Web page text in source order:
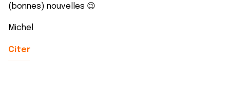
(bonnes) nouvelles 😉
Michel
Citer